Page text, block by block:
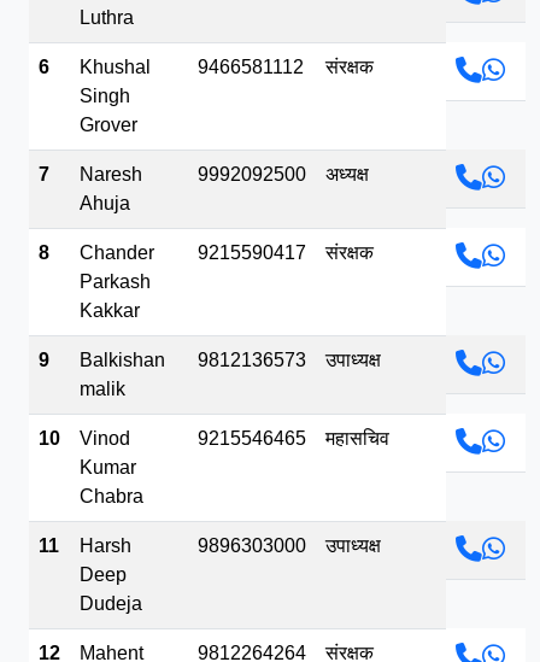
Luthra
6
Khushal
Singh
Grover
9466581112 संरक्षक
7
Naresh
Ahuja
9992092500 अध्यक्ष
8
Chander
Parkash
Kakkar
9215590417 संरक्षक
9
Balkishan
malik
9812136573 उपाध्यक्ष
10
Vinod
Kumar
Chabra
9215546465 महासचिव
11
Harsh
Deep
Dudeja
9896303000 उपाध्यक्ष
12 Mahent 9812264264 संरक्षक